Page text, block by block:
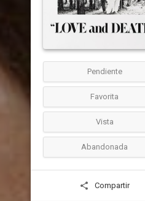
Pendiente
Favorita
Vista
Abandonada
Compartir